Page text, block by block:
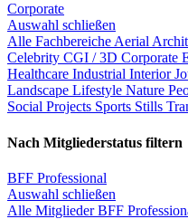
Corporate
Auswahl schließen
Alle Fachbereiche Aerial
Celebrity CGI / 3D Corporate
Healthcare Industrial Interior
Landscape Lifestyle Nature
Social Projects Sports Stills
Nach Mitgliederstatus filtern
BFF Professional
Auswahl schließen
Alle MitgliederBFF